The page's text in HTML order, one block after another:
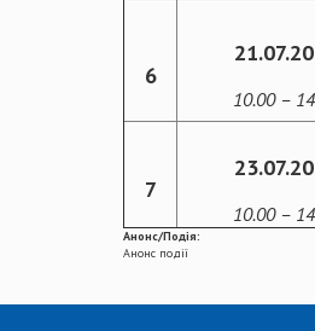
6
10.00 –
7
10.00 –
Анонс/Подія:
Анонс події